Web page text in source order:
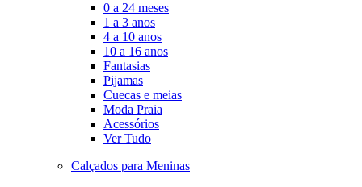
0 a 24 meses
1 a 3 anos
4 a 10 anos
10 a 16 anos
Fantasias
Pijamas
Cuecas e meias
Moda Praia
Acessórios
Ver Tudo
Calçados para Meninas